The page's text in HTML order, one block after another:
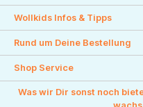
Wollkids Infos & Tipps
Rund um Deine Bestellung
Shop Service
Was wir Dir sonst noch